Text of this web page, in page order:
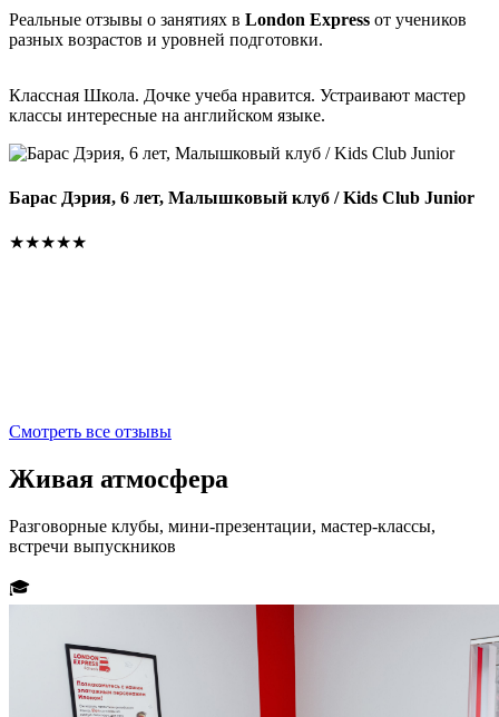
Реальные отзывы о занятиях в London Express от учеников
разных возрастов и уровней подготовки.
Классная Школа. Дочке учеба нравится. Устраивают мастер
классы интересные на английском языке.
Барас Дэрия, 6 лет, Малышковый клуб / Kids Club Junior
★★★★★
Смотреть все отзывы
Живая атмосфера
Разговорные клубы, мини-презентации, мастер-классы,
встречи выпускников
🎓